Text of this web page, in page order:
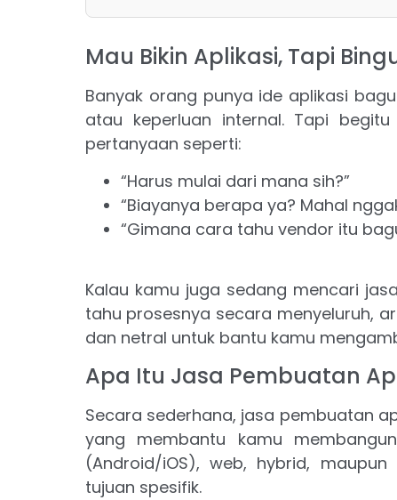
Mau Bikin Aplikasi, Tapi
Banyak orang punya ide aplikasi
atau keperluan internal. Tapi
pertanyaan seperti:
“Harus mulai dari mana sih?”
“Biayanya berapa ya? Mahal
“Gimana cara tahu vendor itu
Kalau kamu juga sedang mencari
tahu prosesnya secara menyeluruh,
dan netral untuk bantu kamu
Apa Itu Jasa Pembuatan
Secara sederhana, jasa pembuatan
yang membantu kamu
(Android/iOS), web, hybrid,
tujuan spesifik.